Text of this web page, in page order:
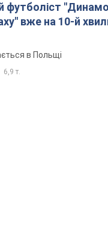
футболіст
вже на 10-й
в Польщі
6,9 т.